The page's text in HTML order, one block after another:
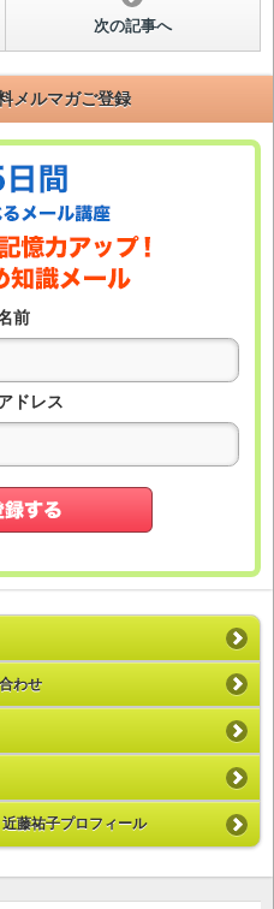
次の記事へ
メルマガご登録
前
ドレス
わせ
藤祐子プロフィール